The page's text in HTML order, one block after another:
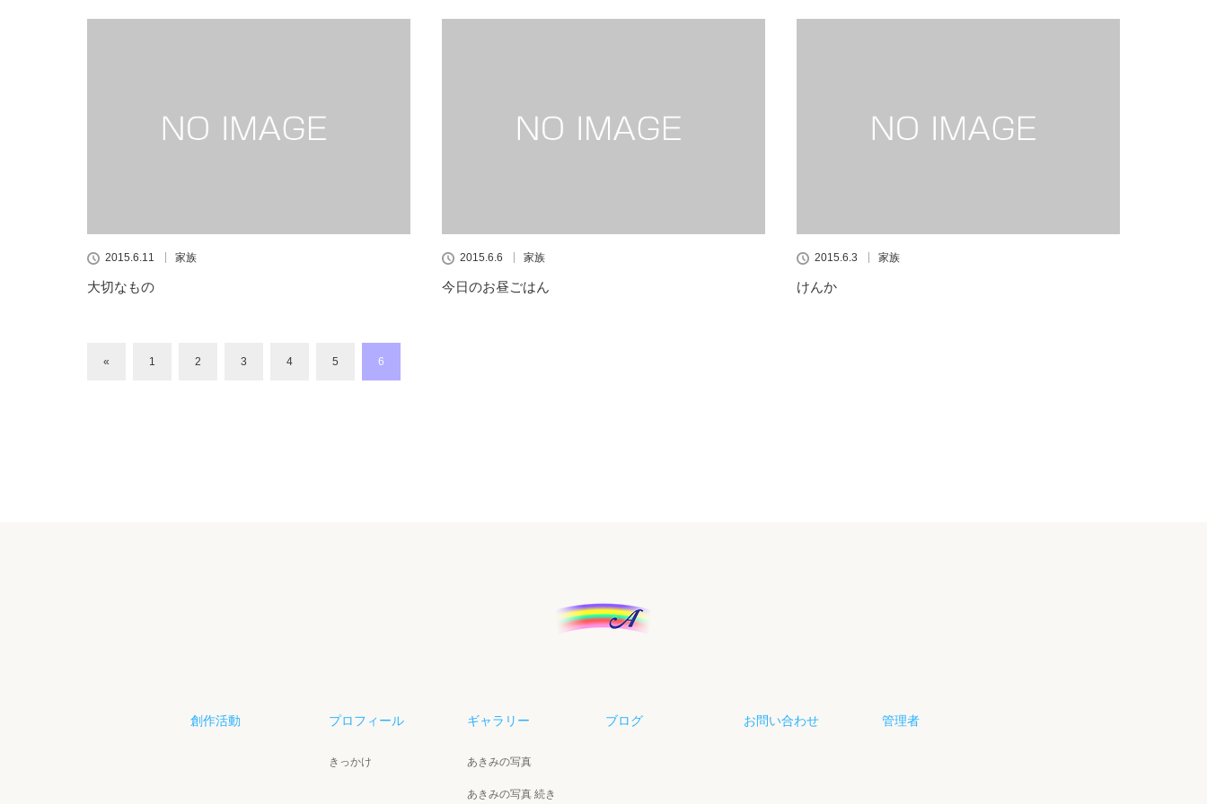
2015.6.11 家族
大切なもの
2015.6.6 家族
今日のお昼ごはん
2015.6.3 家族
けんか
« 1 2 3 4 5 6
創作活動 プロフィール
きっかけ
ギャラリー
あきみの写真
あきみの写真 続き
ブログ お問い合わせ 管理者